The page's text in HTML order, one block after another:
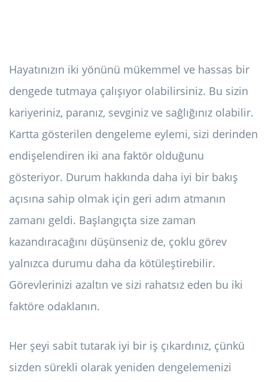
Hayatınızın iki yönünü mükemmel ve hassas bir
dengede tutmaya çalışıyor olabilirsiniz. Bu sizin
kariyeriniz, paranız, sevginiz ve sağlığınız olabilir.
Kartta gösterilen dengeleme eylemi, sizi derinden
endişelendiren iki ana faktör olduğunu
gösteriyor. Durum hakkında daha iyi bir bakış
açısına sahip olmak için geri adım atmanın
zamanı geldi. Başlangıçta size zaman
kazandıracağını düşünseniz de, çoklu görev
yalnızca durumu daha da kötüleştirebilir.
Görevlerinizi azaltın ve sizi rahatsız eden bu iki
faktöre odaklanın.
Her şeyi sabit tutarak iyi bir iş çıkardınız, çünkü
sizden sürekli olarak yeniden dengelemenizi